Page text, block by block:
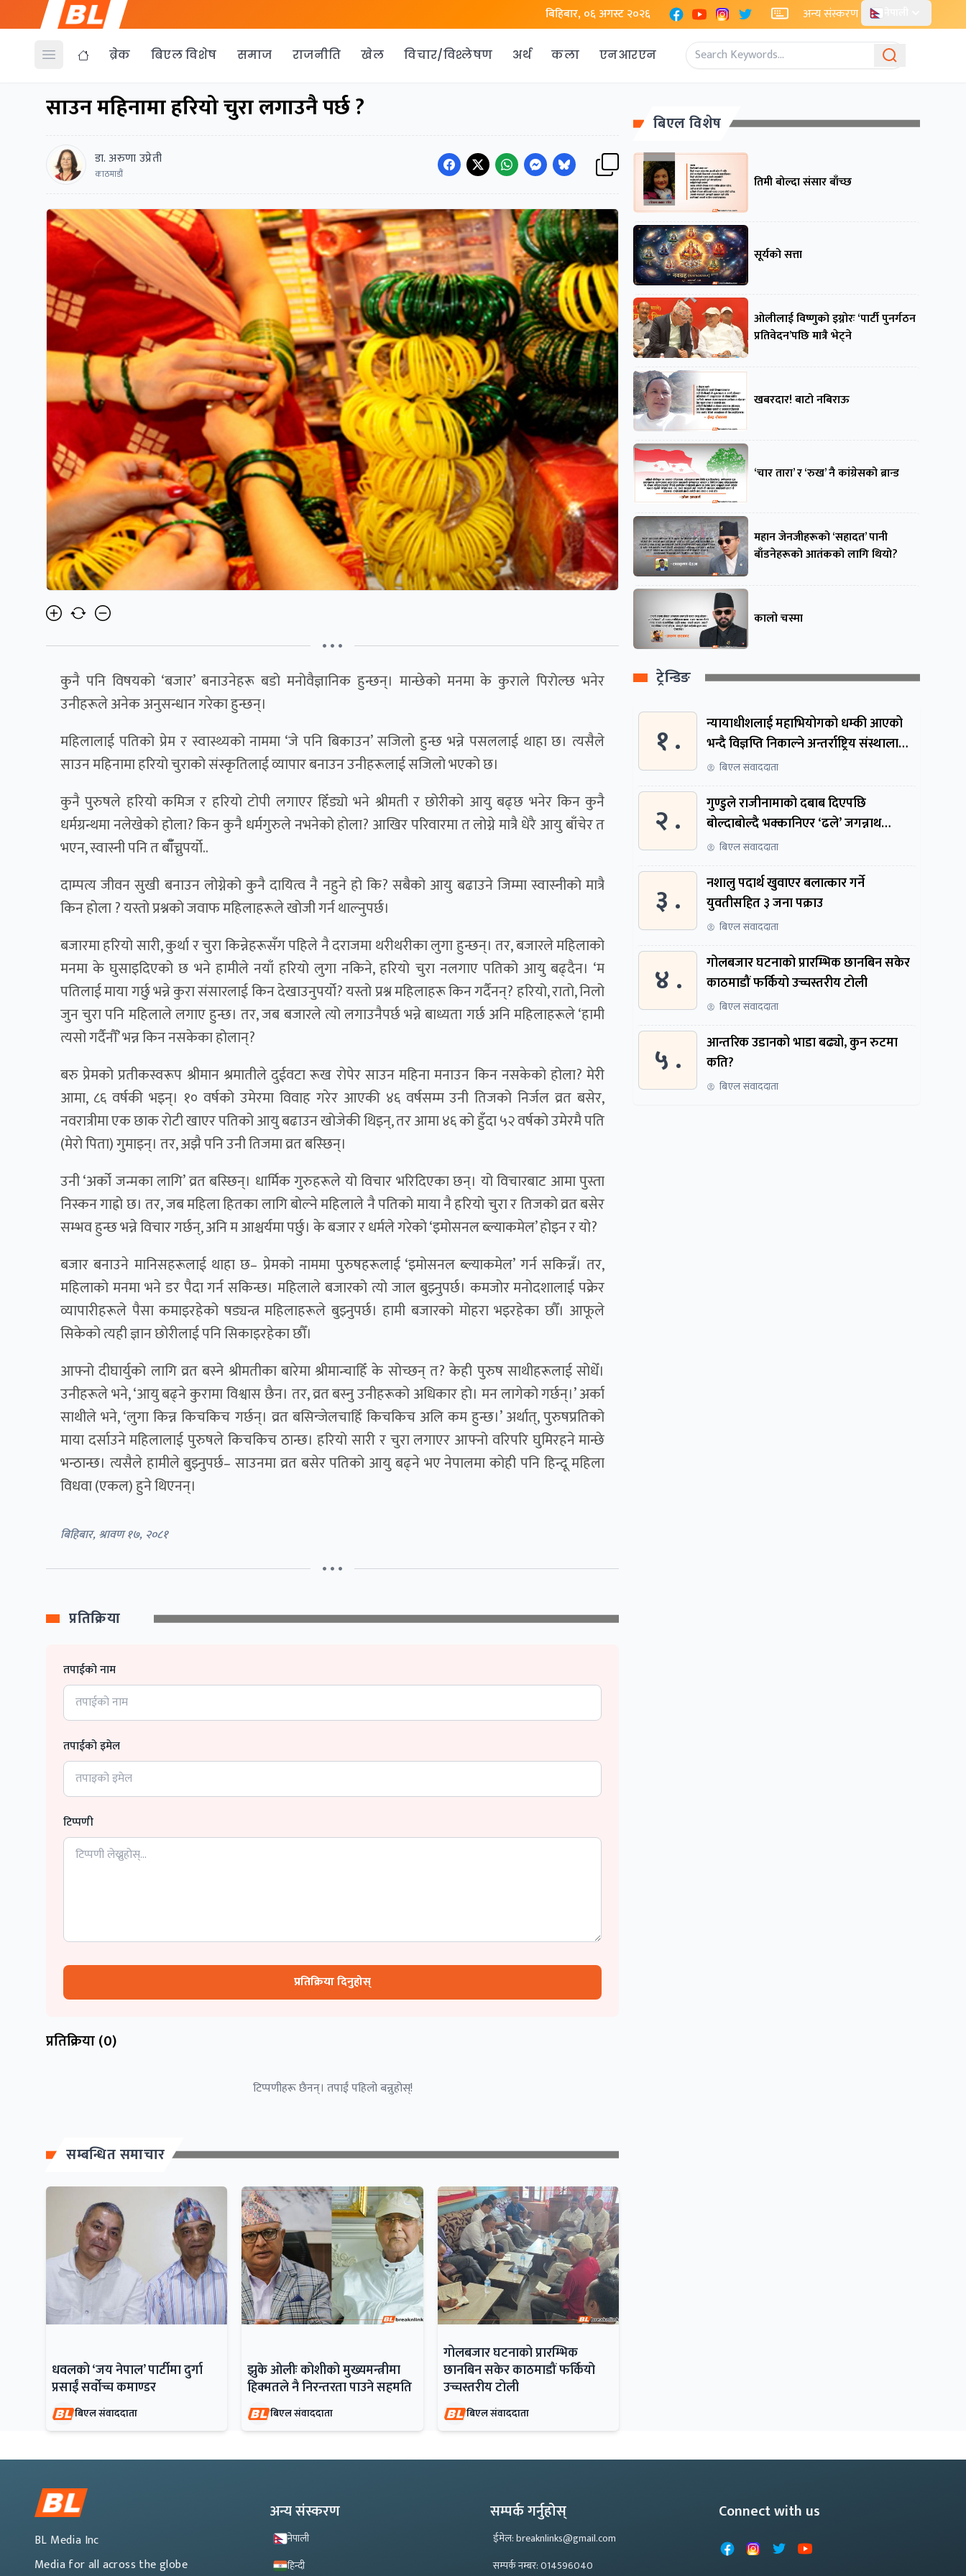
बिहिबार, ०६ अगस्ट २०२६ FacebookYouTubeInstagram
X अन्य संस्करण
Open menu ब्रेक बिएल विशेष समाज राजनीति खेल विचार/विश्लेषण अर्थ कला एनआरएन
साउन महिनामा हरियो चुरा लगाउनै पर्छ ?
डा. अरुणा उप्रेती
काठमाडौं
• • •
कुनै पनि विषयको ‘बजार’ बनाउनेहरू बडो मनोवैज्ञानिक हुन्छन्। मान्छेको मनमा के कुराले पिरोल्छ भनेर
उनीहरूले अनेक अनुसन्धान गरेका हुन्छन्।
महिलालाई पतिको प्रेम र स्वास्थ्यको नाममा ‘जे पनि बिकाउन’ सजिलो हुन्छ भन्ने पसललाई थाहा छ। त्यसैले
साउन महिनामा हरियो चुराको संस्कृतिलाई व्यापार बनाउन उनीहरूलाई सजिलो भएको छ।
कुनै पुरुषले हरियो कमिज र हरियो टोपी लगाएर हिँड्यो भने श्रीमती र छोरीको आयु बढ्छ भनेर किन कुनै
धर्मग्रन्थमा नलेखेको होला? किन कुनै धर्मगुरुले नभनेको होला? आखिर परिवारमा त लोग्ने मात्रै धेरै आयु बाँचेर त
भएन, स्वास्नी पनि त बाँँच्नुपर्यो..
दाम्पत्य जीवन सुखी बनाउन लोग्नेको कुनै दायित्व नै नहुने हो कि? सबैको आयु बढाउने जिम्मा स्वास्नीको मात्रै
किन होला ? यस्तो प्रश्नको जवाफ महिलाहरूले खोजी गर्न थाल्नुपर्छ।
बजारमा हरियो सारी, कुर्था र चुरा किन्नेहरूसँग पहिले नै दराजमा थरीथरीका लुगा हुन्छन्। तर, बजारले महिलाको
मनमा के घुसाइदिएको छ भने हामीले नयाँ हरियो लुगा नकिने, हरियो चुरा नलगाए पतिको आयु बढ्दैन। ‘म
पतिलाई माया गर्छु भन्ने कुरा संसारलाई किन देखाउनुपर्यो? यस्तो प्रश्न महिलाहरू किन गर्दैनन्? हरियो, रातो, निलो
जुन चुरा पनि महिलाले लगाए हुन्छ। तर, जब बजारले त्यो लगाउनैपर्छ भन्ने बाध्यता गर्छ अनि महिलाहरूले ‘हामी
त्यसो गर्दैनौँ’ भन्न किन नसकेका होलान्?
बरु प्रेमको प्रतीकस्वरूप श्रीमान श्रमातीले दुईवटा रूख रोपेर साउन महिना मनाउन किन नसकेको होला? मेरी
आमा, ८६ वर्षकी भइन्। १० वर्षको उमेरमा विवाह गरेर आएकी ४६ वर्षसम्म उनी तिजको निर्जल व्रत बसेर,
नवरात्रीमा एक छाक रोटी खाएर पतिको आयु बढाउन खोजेकी थिइन्, तर आमा ४६ को हुँदा ५२ वर्षको उमेरमै पति
(मेरो पिता) गुमाइन्। तर, अझै पनि उनी तिजमा व्रत बस्छिन्।
उनी ‘अर्को जन्मका लागि’ व्रत बस्छिन्। धार्मिक गुरुहरूले यो विचार भरिदिएका छन्। यो विचारबाट आमा पुस्ता
निस्कन गाह्रो छ। तर, जब महिला हितका लागि बोल्ने महिलाले नै पतिको माया नै हरियो चुरा र तिजको व्रत बसेर
सम्भव हुन्छ भन्ने विचार गर्छन्, अनि म आश्चर्यमा पर्छु। के बजार र धर्मले गरेको ‘इमोसनल ब्ल्याकमेल’ होइन र यो?
बजार बनाउने मानिसहरूलाई थाहा छ– प्रेमको नाममा पुरुषहरूलाई ‘इमोसनल ब्ल्याकमेल’ गर्न सकिन्नँ। तर,
महिलाको मनमा भने डर पैदा गर्न सकिन्छ। महिलाले बजारको त्यो जाल बुझ्नुपर्छ। कमजोर मनोदशालाई पक्रेर
व्यापारीहरूले पैसा कमाइरहेको षड्यन्त्र महिलाहरूले बुझ्नुपर्छ। हामी बजारको मोहरा भइरहेका छौँ। आफूले
सिकेको त्यही ज्ञान छोरीलाई पनि सिकाइरहेका छौँ।
आफ्नो दीघार्युको लागि व्रत बस्ने श्रीमतीका बारेमा श्रीमान्चाहिँ के सोच्छन् त? केही पुरुष साथीहरूलाई सोधेँ।
उनीहरूले भने, ‘आयु बढ्ने कुरामा विश्वास छैन। तर, व्रत बस्नु उनीहरूको अधिकार हो। मन लागेको गर्छन्।’ अर्का
साथीले भने, ‘लुगा किन्न किचकिच गर्छन्। व्रत बसिन्जेलचाहिँ किचकिच अलि कम हुन्छ।’ अर्थात्, पुरुषप्रतिको
माया दर्साउने महिलालाई पुरुषले किचकिच ठान्छ। हरियो सारी र चुरा लगाएर आफ्नो वरिपरि घुमिरहने मान्छे
भन्ठान्छ। त्यसैले हामीले बुझ्नुपर्छ– साउनमा व्रत बसेर पतिको आयु बढ्ने भए नेपालमा कोही पनि हिन्दू महिला
विधवा (एकल) हुने थिएनन्।
बिहिबार, श्रावण १७, २०८१
• • •
प्रतिक्रिया
तपाईको नाम
तपाईको इमेल
टिप्पणी
प्रतिक्रिया दिनुहोस्
प्रतिक्रिया (0)
टिप्पणीहरू छैनन्। तपाईं पहिलो बन्नुहोस्!
सम्बन्धित समाचार
धवलको ‘जय नेपाल’ पार्टीमा दुर्गा
प्रसाईं सर्वोच्च कमाण्डर
बिएल संवाददाता
झुके ओलीः कोशीको मुख्यमन्त्रीमा
हिक्मतले नै निरन्तरता पाउने सहमति
बिएल संवाददाता
गोलबजार घटनाको प्रारम्भिक
छानबिन सकेर काठमाडौं फर्कियो
उच्चस्तरीय टोली
बिएल संवाददाता
बिएल विशेष
तिमी बोल्दा संसार बाँच्छ
सूर्यको सत्ता
ओलीलाई विष्णुको इग्नोरः ‘पार्टी पुनर्गठन
प्रतिवेदन’पछि मात्रै भेट्ने
खबरदार! बाटो नबिराऊ
‘चार तारा’ र ‘रुख’ नै कांग्रेसको ब्रान्ड
महान जेनजीहरूको ‘सहादत’ पानी
बाँडनेहरूको आतंकको लागि थियो?
कालो चस्मा
ट्रेन्डिङ
१ .
न्यायाधीशलाई महाभियोगको धम्की आएको
भन्दै विज्ञप्ति निकाल्ने अन्तर्राष्ट्रिय संस्थालाई
संसदीय समितिमा बोलाइयो
बिएल संवाददाता
२ .
गुण्डुले राजीनामाको दबाब दिएपछि
बोल्दाबोल्दै भक्कानिएर ‘ढले’ जगन्नाथ
थपलिया
बिएल संवाददाता
३ .
नशालु पदार्थ खुवाएर बलात्कार गर्ने
युवतीसहित ३ जना पक्राउ
बिएल संवाददाता
४ .
गोलबजार घटनाको प्रारम्भिक छानबिन सकेर
काठमाडौं फर्कियो उच्चस्तरीय टोली
बिएल संवाददाता
५ .
आन्तरिक उडानको भाडा बढ्यो, कुन रुटमा
कति?
बिएल संवाददाता
BL Media Inc
Media for all across the globe
अन्य संस्करण
नेपाली
हिन्दी
सम्पर्क गर्नुहोस्
ईमेल: breaknlinks@gmail.com
सम्पर्क नम्बर: 014596040
Connect with us
FacebookInstagram
X YouTube